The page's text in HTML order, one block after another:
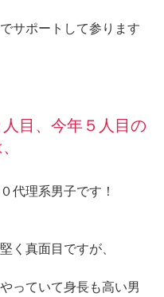
サポートして参ります
目、今年５人目の
代理系男子です！
く真面目ですが、
っていて身長も高い男